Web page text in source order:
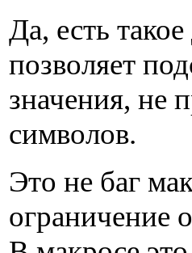
Да, есть
позволяет
значения, не
символов.
Это не баг
ограничение